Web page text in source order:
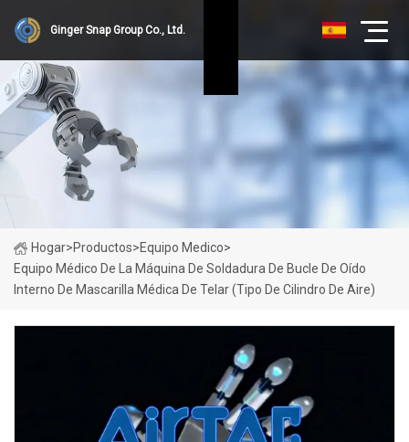
Ginger Snap Group Co., Ltd.
Hogar>Productos>Equipo Medico>
Equipo Médico De La Máquina De Soldadura De Bucle De Oído
Interno De Mascarilla Médica De Telar (tipo De Cilindro De Aire)